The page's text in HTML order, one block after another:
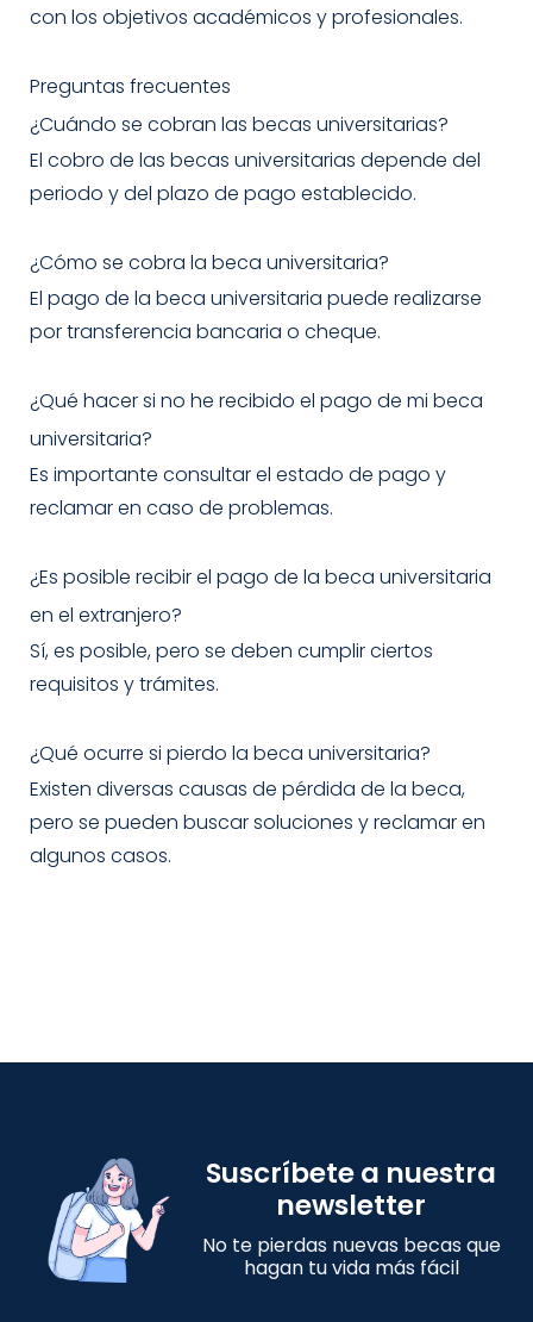
con los objetivos académicos y profesionales.
Preguntas frecuentes
¿Cuándo se cobran las becas universitarias?
El cobro de las becas universitarias depende del
periodo y del plazo de pago establecido.
¿Cómo se cobra la beca universitaria?
El pago de la beca universitaria puede realizarse
por transferencia bancaria o cheque.
¿Qué hacer si no he recibido el pago de mi beca
universitaria?
Es importante consultar el estado de pago y
reclamar en caso de problemas.
¿Es posible recibir el pago de la beca universitaria
en el extranjero?
Sí, es posible, pero se deben cumplir ciertos
requisitos y trámites.
¿Qué ocurre si pierdo la beca universitaria?
Existen diversas causas de pérdida de la beca,
pero se pueden buscar soluciones y reclamar en
algunos casos.
Suscríbete a nuestra
newsletter
No te pierdas nuevas becas que
hagan tu vida más fácil